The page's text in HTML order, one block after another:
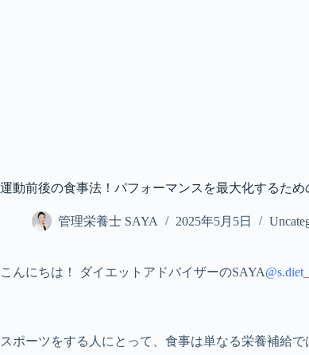
運動前後の食事法！パフォーマンスを最大化するため
管理栄養士 SAYA 2025年5月5日
こんにちは！ ダイエットアドバイザーのSAYA
スポーツをする人にとって、食事は単なる栄養補給で